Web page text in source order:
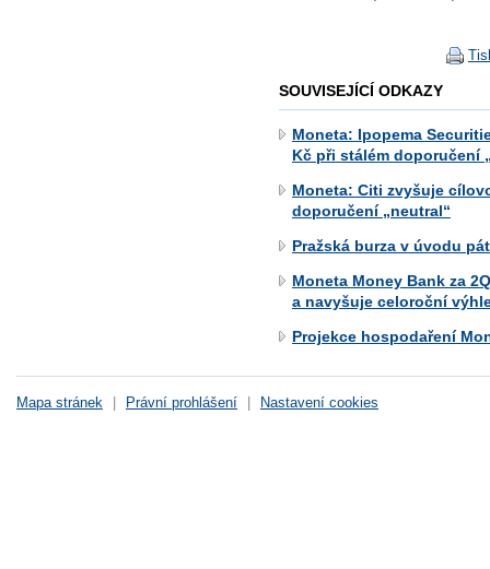
SOUVISEJÍCÍ ODKAZY
Moneta: Ipopema
Kč při stálém doporučení
Moneta: Citi zvyšuje
doporučení „neutral“
Pražská burza v úvodu
Moneta Money Bank za
a navyšuje celoroční
Projekce hospodaření
Mapa stránek Právní prohlášení Nastavení cookies